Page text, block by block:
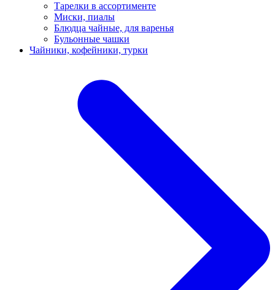
Тарелки в ассортименте
Миски, пиалы
Блюдца чайные, для варенья
Бульонные чашки
Чайники, кофейники, турки